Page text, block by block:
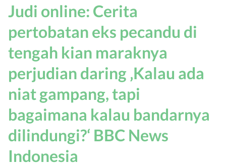
Judi online: Cerita
pertobatan eks pecandu di
tengah kian maraknya
perjudian daring ‚Kalau ada
niat gampang, tapi
bagaimana kalau bandarnya
dilindungi?‘ BBC News
Indonesia